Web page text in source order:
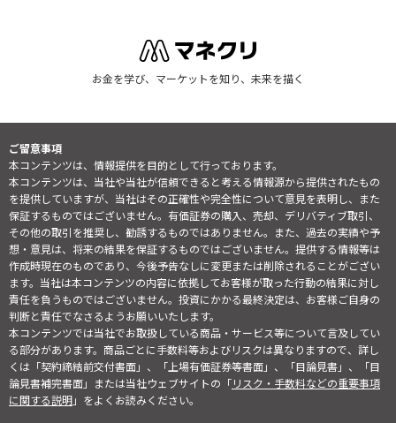
お金を学び、マーケットを知り、未来を描く
ご留意事項
本コンテンツは、情報提供を目的として行っております。
本コンテンツは、当社や当社が信頼できると考える情報源から提供されたもの
を提供していますが、当社はその正確性や完全性について意見を表明し、また
保証するものではございません。有価証券の購入、売却、デリバティブ取引、
その他の取引を推奨し、勧誘するものではありません。また、過去の実績や予
想・意見は、将来の結果を保証するものではございません。提供する情報等は
作成時現在のものであり、今後予告なしに変更または削除されることがござい
ます。当社は本コンテンツの内容に依拠してお客様が取った行動の結果に対し
責任を負うものではございません。投資にかかる最終決定は、お客様ご自身の
判断と責任でなさるようお願いいたします。
本コンテンツでは当社でお取扱している商品・サービス等について言及してい
る部分があります。商品ごとに手数料等およびリスクは異なりますので、詳し
くは「契約締結前交付書面」、「上場有価証券等書面」、「目論見書」、「目
論見書補完書面」または当社ウェブサイトの「リスク・手数料などの重要事項
に関する説明」をよくお読みください。